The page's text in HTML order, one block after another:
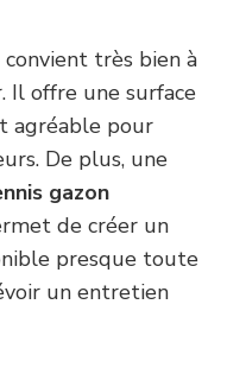
très bien à
Il offre une surface
agréable pour
De plus, une
gazon
de créer un
presque toute
un entretien